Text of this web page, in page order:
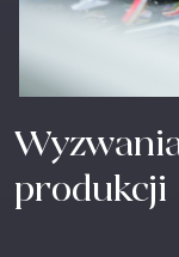
produkcji